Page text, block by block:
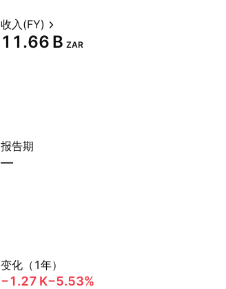
收入(FY)
‪11.66 B‬ ZAR
报告期
—
变化（1年）
‪−1.27 K‬−5.53%